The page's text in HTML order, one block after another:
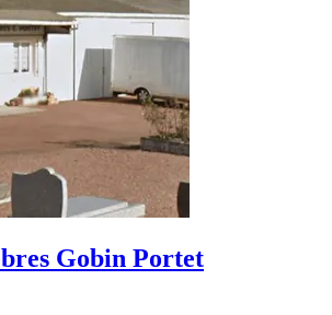
Gobin Portet